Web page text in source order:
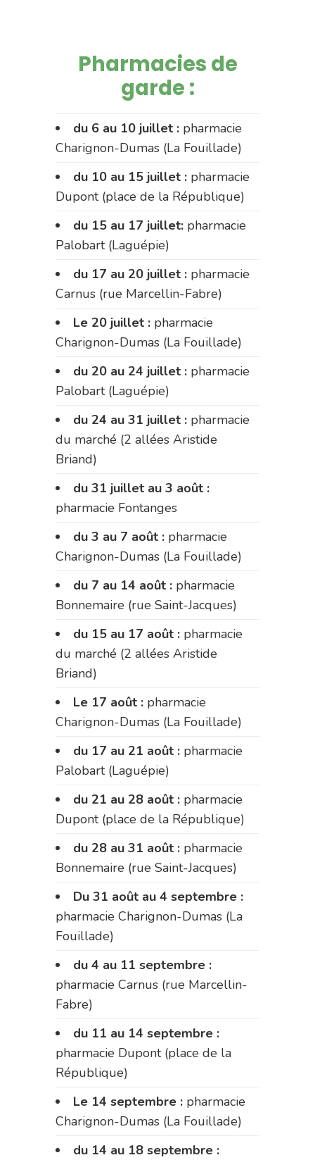
Pharmacies de
garde :
du 6 au 10 juillet : pharmacie
Charignon-Dumas (La Fouillade)
du 10 au 15 juillet : pharmacie
Dupont (place de la République)
du 15 au 17 juillet: pharmacie
Palobart (Laguépie)
du 17 au 20 juillet : pharmacie
Carnus (rue Marcellin-Fabre)
Le 20 juillet : pharmacie
Charignon-Dumas (La Fouillade)
du 20 au 24 juillet : pharmacie
Palobart (Laguépie)
du 24 au 31 juillet : pharmacie
du marché (2 allées Aristide
Briand)
du 31 juillet au 3 août :
pharmacie Fontanges
du 3 au 7 août : pharmacie
Charignon-Dumas (La Fouillade)
du 7 au 14 août : pharmacie
Bonnemaire (rue Saint-Jacques)
du 15 au 17 août : pharmacie
du marché (2 allées Aristide
Briand)
Le 17 août : pharmacie
Charignon-Dumas (La Fouillade)
du 17 au 21 août : pharmacie
Palobart (Laguépie)
du 21 au 28 août : pharmacie
Dupont (place de la République)
du 28 au 31 août : pharmacie
Bonnemaire (rue Saint-Jacques)
Du 31 août au 4 septembre :
pharmacie Charignon-Dumas (La
Fouillade)
du 4 au 11 septembre :
pharmacie Carnus (rue Marcellin-
Fabre)
du 11 au 14 septembre :
pharmacie Dupont (place de la
République)
Le 14 septembre : pharmacie
Charignon-Dumas (La Fouillade)
du 14 au 18 septembre :